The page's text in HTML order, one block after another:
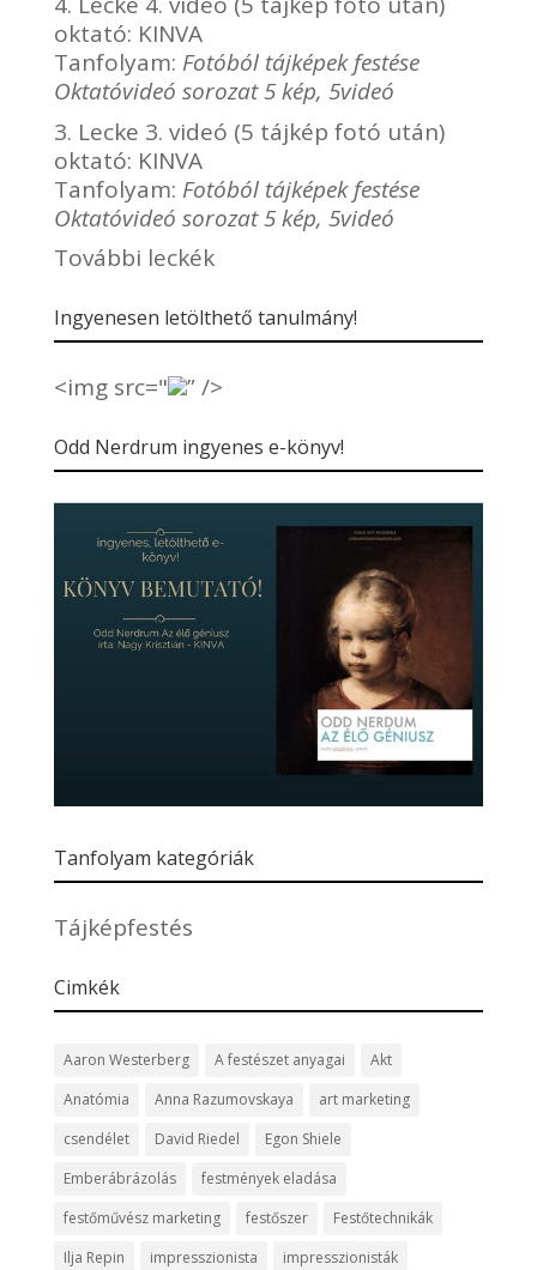
oktató: KINVA
Tanfolyam: Fotóból tájképek festése
Oktatóvideó sorozat 5 kép, 5videó
3. Lecke 3. videó (5 tájkép fotó után)
oktató: KINVA
Tanfolyam: Fotóból tájképek festése
Oktatóvideó sorozat 5 kép, 5videó
További leckék
Ingyenesen letölthető tanulmány!
<img src=" ” />
Odd Nerdrum ingyenes e-könyv!
Tanfolyam kategóriák
Tájképfestés
Cimkék
Aaron Westerberg A festészet anyagai
Akt
Anatómia
Anna Razumovskaya
art marketing
csendélet
David Riedel
Egon Shiele
Emberábrázolás
festmények eladása
festőművész marketing
festőszer
Festőtechnikák
Ilja Repin
impresszionista
impresszionisták